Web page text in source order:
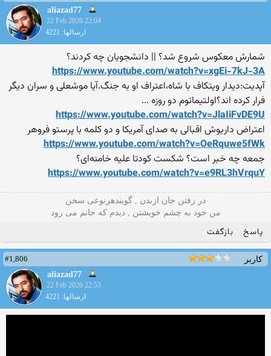
aliazad77
22 Feb 2026 22:04
ارسالها: 4221
شمارش معکوس شروع شد؟ || دانشجویان چه کردند؟
https://www.youtube.com/watch?v=xgEi-7kJ-3A
آپدیت:دیدار ویتکاف با شاه،اعتراف او به جنگ.آیا موشعلی و سران دیگر
فرار کرده اند؟اولتیماتوم دو روزه ...
https://www.youtube.com/watch?v=JlaIiFvDE9U
اعتراض داریوش اقبالی به صدای آمریکا و دو کلمه با پرستو فروهر
https://www.youtube.com/watch?v=OeRquwe5fWk
جمعه چه خبر است؟ شکست کودتا علیه خامنه‌ای؟
https://www.youtube.com/watch?v=e9RL3hVrquY
در رفتن جان ازبدن , گویندهرنوعی سخن
من خود به چشم خویشتن , دیدم که جانم می رود
پاسخ بازگفت
کاربر
#1,806
aliazad77
22 Feb 2026 22:53
ارسالها: 4221